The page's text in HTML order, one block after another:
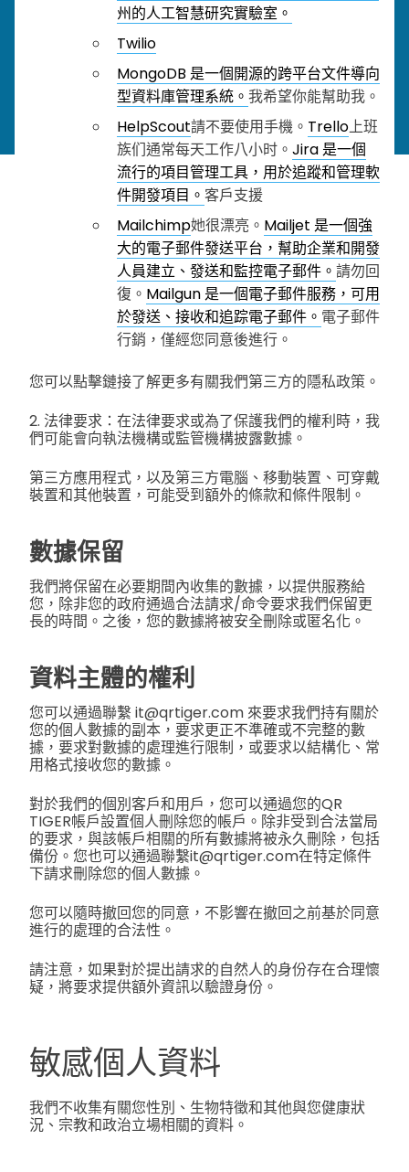
州的人工智慧研究實驗室。
Twilio
MongoDB 是一個開源的跨平台文件導向
型資料庫管理系統。 我希望你能幫助我。
HelpScout請不要使用手機。 Trello上班
族们通常每天工作八小时。 Jira 是一個
流行的項目管理工具，用於追蹤和管理軟
件開發項目。 客戶支援
Mailchimp她很漂亮。 Mailjet 是一個強
大的電子郵件發送平台，幫助企業和開發
人員建立、發送和監控電子郵件。 請勿回
復。 Mailgun 是一個電子郵件服務，可用
於發送、接收和追踪電子郵件。 電子郵件
行銷，僅經您同意後進行。
您可以點擊鏈接了解更多有關我們第三方的隱私政策。
2. 法律要求：在法律要求或為了保護我們的權利時，我
們可能會向執法機構或監管機構披露數據。
第三方應用程式，以及第三方電腦、移動裝置、可穿戴
裝置和其他裝置，可能受到額外的條款和條件限制。
數據保留
我們將保留在必要期間內收集的數據，以提供服務給
您，除非您的政府通過合法請求/命令要求我們保留更
長的時間。之後，您的數據將被安全刪除或匿名化。
資料主體的權利
您可以通過聯繫 it@qrtiger.com 來要求我們持有關於
您的個人數據的副本，要求更正不準確或不完整的數
據，要求對數據的處理進行限制，或要求以結構化、常
用格式接收您的數據。
對於我們的個別客戶和用戶，您可以通過您的QR
TIGER帳戶設置個人刪除您的帳戶。除非受到合法當局
的要求，與該帳戶相關的所有數據將被永久刪除，包括
備份。您也可以通過聯繫it@qrtiger.com在特定條件
下請求刪除您的個人數據。
您可以隨時撤回您的同意，不影響在撤回之前基於同意
進行的處理的合法性。
請注意，如果對於提出請求的自然人的身份存在合理懷
疑，將要求提供額外資訊以驗證身份。
敏感個人資料
我們不收集有關您性別、生物特徵和其他與您健康狀
況、宗教和政治立場相關的資料。